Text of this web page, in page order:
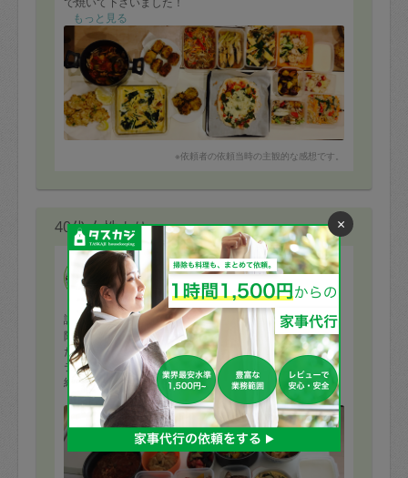
いつもそうですがhatchさんのお料理は一品一品とても丁
寧でとてもありがたいです！
来週もまたよろしくお願いします。
もっと見る
※依頼者の依頼当時の主観的な感想です。
40代 女性より
hatch
評価：
限られた時間の中で、16品もの料理を作って下さいまし
た。材料もあるものを見て、工夫していただき、バラエ
ティに富んだメニューにしていただきました。事前の連
絡もしっかりいただき、安心できました。当日もテキパ
キと作業していただきました。お人柄も良く、安心して
お任せできました。
⚫︎サーモンのホイル焼き
⚫︎ハッシュドビーフ
⚫︎タンドリーチキン
もっと見る
×